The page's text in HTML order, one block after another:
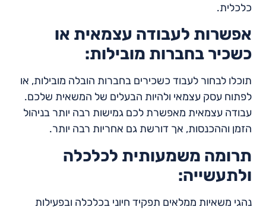
כלכלית.
אפשרות לעבודה עצמאית או
כשכיר בחברות מובילות:
תוכלו לבחור לעבוד כשכירים בחברות הובלה מובילות, או
לפתוח עסק עצמאי ולהיות הבעלים של המשאית שלכם.
עבודה עצמאית מאפשרת לכם גמישות רבה יותר בניהול
הזמן וההכנסות, אך דורשת גם אחריות רבה יותר.
תרומה משמעותית לכלכלה
ולתעשייה:
נהגי משאיות ממלאים תפקיד חיוני בכלכלה ובפעילות